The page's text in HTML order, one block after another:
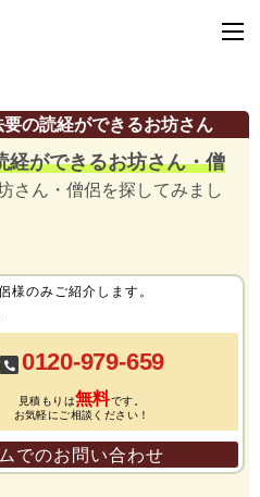
の読経ができるお坊さん
経ができるお坊さん・僧
さん・僧侶を探してみまし
様のみご紹介します。
0120-979-659
見積もりは無料です。
お気軽にご相談ください！
でのお問い合わせ